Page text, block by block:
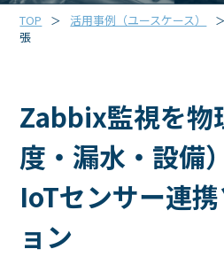
TOP ＞ 活用事例（ユースケース） ＞
張
Zabbix監視を物
度・漏水・設備
IoTセンサー連
ョン